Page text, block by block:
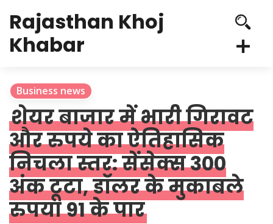
Rajasthan Khoj
Khabar
Business news
शेयर बाजार में भारी गिरावट
और रुपये का ऐतिहासिक
निचला स्तर: सेंसेक्स 300
अंक टूटा, डॉलर के मुकाबले
रुपया 91 के पार